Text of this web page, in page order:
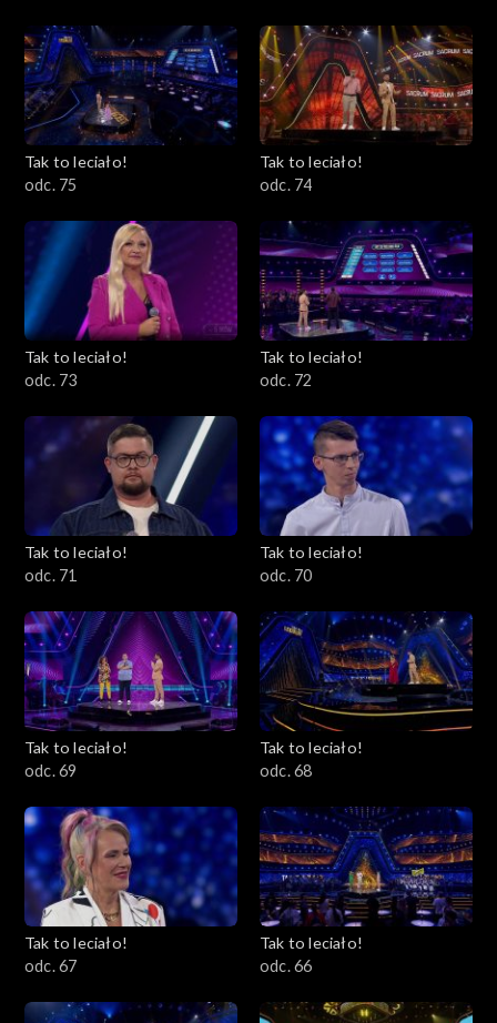
Tak to leciało!
odc. 75
Tak to leciało!
odc. 74
Tak to leciało!
odc. 73
Tak to leciało!
odc. 72
Tak to leciało!
odc. 71
Tak to leciało!
odc. 70
Tak to leciało!
odc. 69
Tak to leciało!
odc. 68
Tak to leciało!
odc. 67
Tak to leciało!
odc. 66